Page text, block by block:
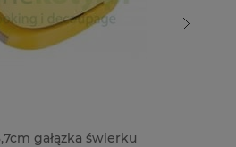
gałązka świerku